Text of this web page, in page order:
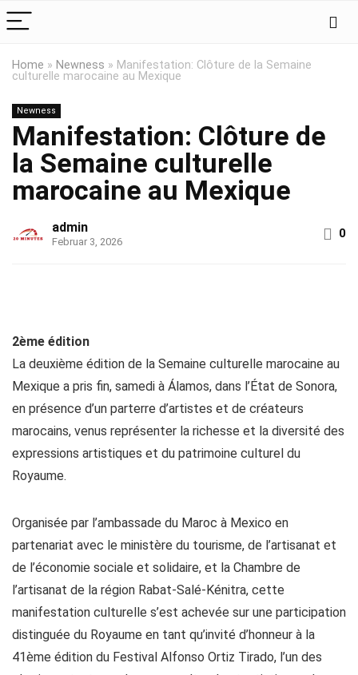
Home » Newness » Manifestation: Clôture de la Semaine
culturelle marocaine au Mexique
Newness
Manifestation: Clôture de
la Semaine culturelle
marocaine au Mexique
admin
Februar 3, 2026
0
2ème édition
La deuxième édition de la Semaine culturelle marocaine au
Mexique a pris fin, samedi à Álamos, dans l’État de Sonora,
en présence d’un parterre d’artistes et de créateurs
marocains, venus représenter la richesse et la diversité des
expressions artistiques et du patrimoine culturel du
Royaume.
Organisée par l’ambassade du Maroc à Mexico en
partenariat avec le ministère du tourisme, de l’artisanat et
de l’économie sociale et solidaire, et la Chambre de
l’artisanat de la région Rabat-Salé-Kénitra, cette
manifestation culturelle s’est achevée sur une participation
distinguée du Royaume en tant qu’invité d’honneur à la
41ème édition du Festival Alfonso Ortiz Tirado, l’un des